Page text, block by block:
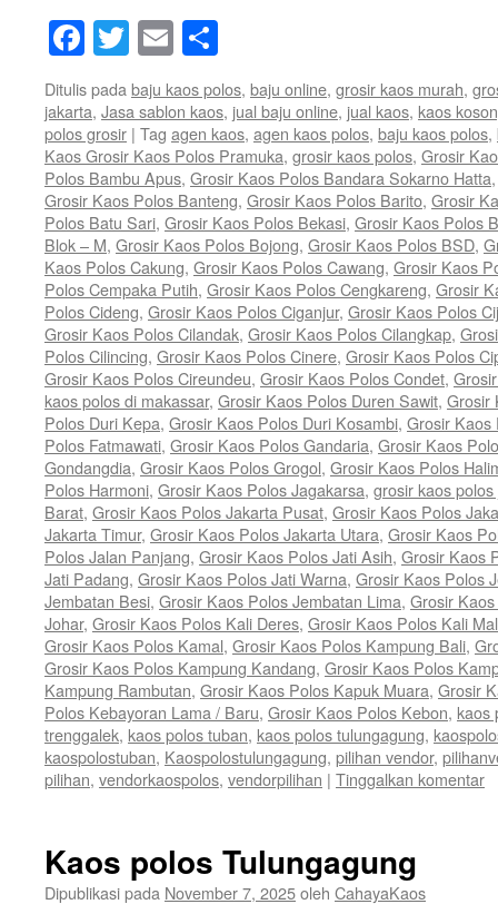
Facebook
Twitter
Email
Ditulis pada baju kaos polos, baju online, grosir kaos murah,
jakarta, Jasa sablon kaos, jual baju online, jual kaos, kaos
polos grosir | Tag agen kaos, agen kaos polos, baju kaos polos,
Kaos Grosir Kaos Polos Pramuka, grosir kaos polos, Grosir
Polos Bambu Apus, Grosir Kaos Polos Bandara Sokarno Hatta
Grosir Kaos Polos Banteng, Grosir Kaos Polos Barito, Grosir
Polos Batu Sari, Grosir Kaos Polos Bekasi, Grosir Kaos Polos
Blok – M, Grosir Kaos Polos Bojong, Grosir Kaos Polos BSD,
Kaos Polos Cakung, Grosir Kaos Polos Cawang, Grosir Kaos
Polos Cempaka Putih, Grosir Kaos Polos Cengkareng, Grosir
Polos Cideng, Grosir Kaos Polos Ciganjur, Grosir Kaos Polos
Grosir Kaos Polos Cilandak, Grosir Kaos Polos Cilangkap,
Polos Cilincing, Grosir Kaos Polos Cinere, Grosir Kaos Polos
Grosir Kaos Polos Cireundeu, Grosir Kaos Polos Condet,
kaos polos di makassar, Grosir Kaos Polos Duren Sawit, Grosir
Polos Duri Kepa, Grosir Kaos Polos Duri Kosambi, Grosir Kaos
Polos Fatmawati, Grosir Kaos Polos Gandaria, Grosir Kaos
Gondangdia, Grosir Kaos Polos Grogol, Grosir Kaos Polos
Polos Harmoni, Grosir Kaos Polos Jagakarsa, grosir kaos
Barat, Grosir Kaos Polos Jakarta Pusat, Grosir Kaos Polos
Jakarta Timur, Grosir Kaos Polos Jakarta Utara, Grosir Kaos
Polos Jalan Panjang, Grosir Kaos Polos Jati Asih, Grosir Kaos
Jati Padang, Grosir Kaos Polos Jati Warna, Grosir Kaos Polos
Jembatan Besi, Grosir Kaos Polos Jembatan Lima, Grosir
Johar, Grosir Kaos Polos Kali Deres, Grosir Kaos Polos Kali
Grosir Kaos Polos Kamal, Grosir Kaos Polos Kampung Bali,
Grosir Kaos Polos Kampung Kandang, Grosir Kaos Polos
Kampung Rambutan, Grosir Kaos Polos Kapuk Muara, Grosir
Polos Kebayoran Lama / Baru, Grosir Kaos Polos Kebon, kaos
trenggalek, kaos polos tuban, kaos polos tulungagung,
kaospolostuban, Kaospolostulungagung, pilihan vendor,
pilihan, vendorkaospolos, vendorpilihan | Tinggalkan komentar
Kaos polos Tulungagung
Dipublikasi pada November 7, 2025oleh CahayaKaos